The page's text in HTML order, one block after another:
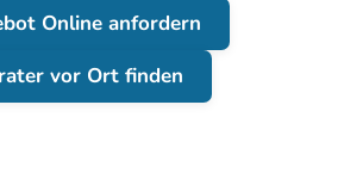
Online anfordern
vor Ort finden